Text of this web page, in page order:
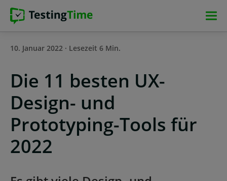
Zur
Hauptnavigation
Zur
Hauptnavigation
Zum
Hauptinhalt
Zum
Footer
10. Januar 2022 · Lesezeit 6 Min.
Die 11 besten UX-
Design- und
Prototyping-Tools für
2022